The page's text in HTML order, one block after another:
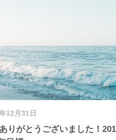
12月31日
りがとうございました！